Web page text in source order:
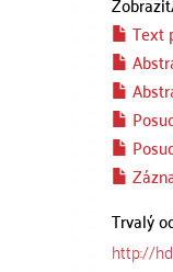
Text
Trvalý
http://